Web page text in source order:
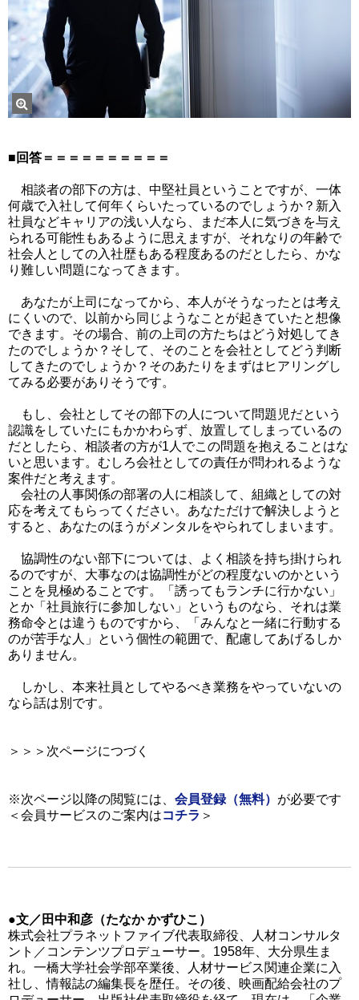
■回答＝＝＝＝＝＝＝＝＝＝
相談者の部下の方は、中堅社員ということですが、一体
何歳で入社して何年くらいたっているのでしょうか？新入
社員などキャリアの浅い人なら、まだ本人に気づきを与え
られる可能性もあるように思えますが、それなりの年齢で
社会人としての入社歴もある程度あるのだとしたら、かな
り難しい問題になってきます。
あなたが上司になってから、本人がそうなったとは考え
にくいので、以前から同じようなことが起きていたと想像
できます。その場合、前の上司の方たちはどう対処してき
たのでしょうか？そして、そのことを会社としてどう判断
してきたのでしょうか？そのあたりをまずはヒアリングし
てみる必要がありそうです。
もし、会社としてその部下の人について問題児だという
認識をしていたにもかかわらず、放置してしまっているの
だとしたら、相談者の方が1人でこの問題を抱えることはな
いと思います。むしろ会社としての責任が問われるような
案件だと考えます。
会社の人事関係の部署の人に相談して、組織としての対
応を考えてもらってください。あなただけで解決しようと
すると、あなたのほうがメンタルをやられてしまいます。
協調性のない部下については、よく相談を持ち掛けられ
るのですが、大事なのは協調性がどの程度ないのかという
ことを見極めることです。
「誘ってもランチに行かない」
とか「社員旅行に参加しない」というものなら、それは業
務命令とは違うものですから、「みんなと一緒に行動する
のが苦手な人」という個性の範囲で、配慮してあげるしか
ありません。
しかし、本来社員としてやるべき業務をやっていないの
なら話は別です。
＞＞＞次ページにつづく
※次ページ以降の閲覧には、 会員登録（無料） が必要です
＜会員サービスのご案内はコチラ ＞
●文／田中和彦（たなか かずひこ）
株式会社プラネットファイブ代表取締役、人材コンサルタ
ント／コンテンツプロデューサー。1958年、大分県生ま
れ。一橋大学社会学部卒業後、人材サービス関連企業に入
社し、情報誌の編集長を歴任。その後、映画配給会社のプ